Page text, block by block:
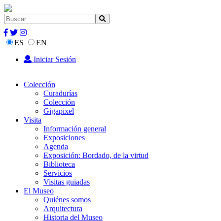
ES
EN
Iniciar Sesión
Colección
Curadurías
Colección
Gigapixel
Visita
Información general
Exposiciones
Agenda
Exposición: Bordado, de la virtud
Biblioteca
Servicios
Visitas guiadas
El Museo
Quiénes somos
Arquitectura
Historia del Museo